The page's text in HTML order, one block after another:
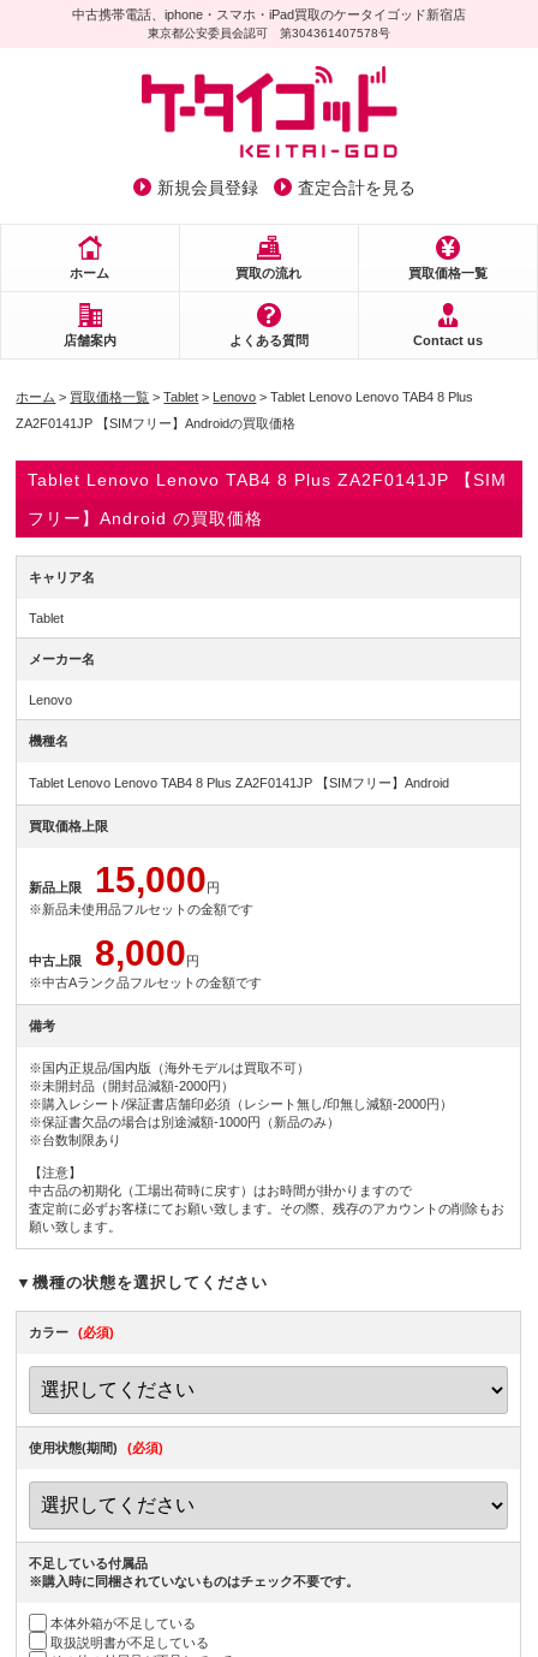
中古携帯電話、iphone・スマホ・iPad買取のケータイゴッド新宿店
東京都公安委員会認可 第304361407578号
新規会員登録 査定合計を見る
ホーム 買取の流れ 買取価格一覧
店舗案内 よくある質問 Contact us
ホーム > 買取価格一覧 >Tablet > Lenovo > Tablet Lenovo Lenovo TAB4 8 Plus
ZA2F0141JP 【SIMフリー】Androidの買取価格
Tablet Lenovo Lenovo TAB4 8 Plus ZA2F0141JP 【SIM
フリー】Android の買取価格
キャリア名
Tablet
メーカー名
Lenovo
機種名
Tablet Lenovo Lenovo TAB4 8 Plus ZA2F0141JP 【SIMフリー】Android
買取価格上限
新品上限 15,000円
※新品未使用品フルセットの金額です
中古上限 8,000円
※中古Aランク品フルセットの金額です
備考
※国内正規品/国内版（海外モデルは買取不可）
※未開封品（開封品減額-2000円）
※購入レシート/保証書店舗印必須（レシート無し/印無し減額-2000円）
※保証書欠品の場合は別途減額-1000円（新品のみ）
※台数制限あり
【注意】
中古品の初期化（工場出荷時に戻す）はお時間が掛かりますので
査定前に必ずお客様にてお願い致します。その際、残存のアカウントの削除もお
願い致します。
▼機種の状態を選択してください
カラー (必須)
使用状態(期間) (必須)
不足している付属品
※購入時に同梱されていないものはチェック不要です。
本体外箱が不足している
取扱説明書が不足している